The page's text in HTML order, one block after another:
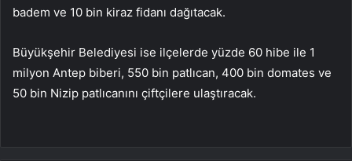
badem ve 10 bin kiraz fidanı dağıtacak.
Büyükşehir Belediyesi ise ilçelerde yüzde 60 hibe ile 1
milyon Antep biberi, 550 bin patlıcan, 400 bin domates ve
50 bin Nizip patlıcanını çiftçilere ulaştıracak.